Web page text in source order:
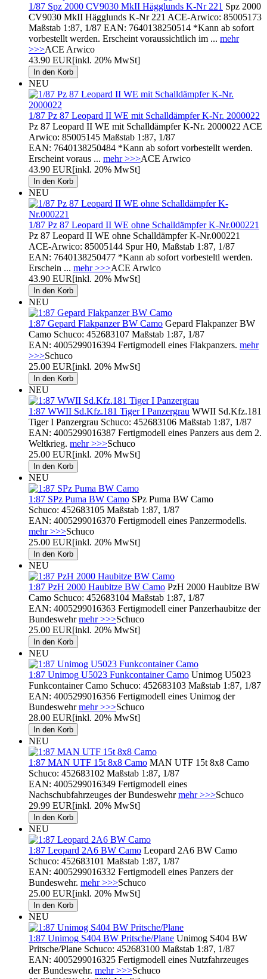
1/87 Spz 2000 CV9030 MkII Hägglunds K-Nr 221 Spz 2000
CV9030 MkII Hägglunds K-Nr 221 ACE-Arwico: 85005173
Maßstab 1:87, 1/87 EAN: 7640138250514 *Kann ab sofort
vorbestellt werden. Erscheint voraussichtlich im ... mehr
>>>ACE Arwico
43.90 EUR[inkl. 20% MwSt]
NEU
1/87 Pz 87 Leopard II WE mit Schalldämpfer K-Nr. 2000022
Pz 87 Leopard II WE mit Schalldämpfer K-Nr. 2000022 ACE
Arwico: 85005145 Maßstab 1:87, 1/87
EAN: 7640138250484 *Kann ab sofort vorbestellt werden.
Erscheint voraus ... mehr >>>ACE Arwico
43.90 EUR[inkl. 20% MwSt]
NEU
1/87 Pz 87 Leopard II WE ohne Schalldämpfer K-Nr.000221
Pz 87 Leopard II WE ohne Schalldämpfer K-Nr.000221
ACE-Arwico: 85005144 Spur H0, Maßstab 1:87, 1/87
EAN: 7640138250477 *Kann ab sofort vorbesteltl werden.
Erschein ... mehr >>>ACE Arwico
43.90 EUR[inkl. 20% MwSt]
NEU
1:87 Gepard Flakpanzer BW Camo Gepard Flakpanzer BW
Camo Schuco: 452683107 Maßstab 1:87, 1/87
EAN: 4005299016394 Fertigmodell eines Flakpanzers. mehr
>>>Schuco
25.00 EUR[inkl. 20% MwSt]
NEU
1:87 WWII Sd.Kfz.181 Tiger I Panzergrau WWII Sd.Kfz.181
Tiger I Panzergrau Schuco: 452683106 Maßstab 1:87, 1/87
EAN: 4005299016387 Fertigmodell eines Panzers aus dem 2.
Weltkrieg. mehr >>>Schuco
25.00 EUR[inkl. 20% MwSt]
NEU
1:87 SPz Puma BW Camo SPz Puma BW Camo
Schuco: 452683105 Maßstab 1:87, 1/87
EAN: 4005299016370 Fertigmodell eines Panzermodells.
mehr >>>Schuco
25.00 EUR[inkl. 20% MwSt]
NEU
1:87 PzH 2000 Haubitze BW Camo PzH 2000 Haubitze BW
Camo Schuco: 452683104 Maßstab 1:87, 1/87
EAN: 4005299016363 Fertigmodell einer Panzerhaubitze der
Bundeswehrmehr >>>Schuco
25.00 EUR[inkl. 20% MwSt]
NEU
1:87 Unimog U5023 Funkcontainer Camo Unimog U5023
Funkcontainer Camo Schuco: 452683103 Maßstab 1:87, 1/87
EAN: 4005299016356 Fertigmodell eines Unimog der
Bundeswehrmehr >>>Schuco
28.00 EUR[inkl. 20% MwSt]
NEU
1:87 MAN UTF 15t 8x8 Camo MAN UTF 15t 8x8 Camo
Schuco: 452683102 Maßstab 1:87, 1/87
EAN: 4005299016349 Fertigmodell eines
Nachschubfahrzeuges der Bundeswehrmehr >>>Schuco
29.99 EUR[inkl. 20% MwSt]
NEU
1:87 Leopard 2A6 BW Camo Leopard 2A6 BW Camo
Schuco: 452683101 Maßstab 1:87, 1/87
EAN: 4005299016332 Fertigmodell eines Panzers der
Bundeswehr. mehr >>>Schuco
25.00 EUR[inkl. 20% MwSt]
NEU
1:87 Unimog S404 BW Pritsche/Plane Unimog S404 BW
Pritsche/Plane Schuco: 452683100 Maßstab 1:87, 1/87
EAN: 4005299016325 Fertigmodell eines Nutzfahrzeuges
der Bundeswehr. mehr >>>Schuco